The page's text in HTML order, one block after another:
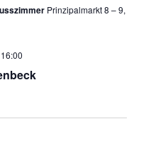
Prinzipalmarkt 8 – 9,
16:00